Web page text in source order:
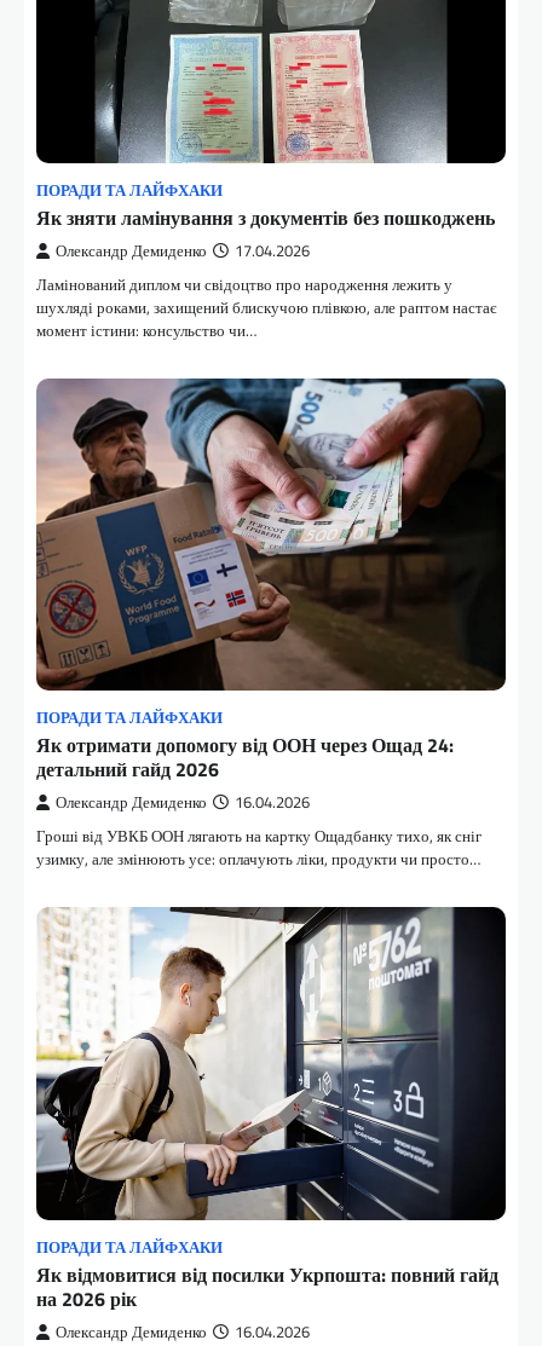
ПОРАДИ ТА ЛАЙФХАКИ
Як зняти ламінування з документів без пошкоджень
Олександр Демиденко 17.04.2026
Ламінований диплом чи свідоцтво про народження лежить у
шухляді роками, захищений блискучою плівкою, але раптом настає
момент істини: консульство чи…
ПОРАДИ ТА ЛАЙФХАКИ
Як отримати допомогу від ООН через Ощад 24:
детальний гайд 2026
Олександр Демиденко 16.04.2026
Гроші від УВКБ ООН лягають на картку Ощадбанку тихо, як сніг
узимку, але змінюють усе: оплачують ліки, продукти чи просто…
ПОРАДИ ТА ЛАЙФХАКИ
Як відмовитися від посилки Укрпошта: повний гайд
на 2026 рік
Олександр Демиденко 16.04.2026